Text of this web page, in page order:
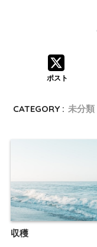
ポスト
CATEGORY : 未分類
収穫